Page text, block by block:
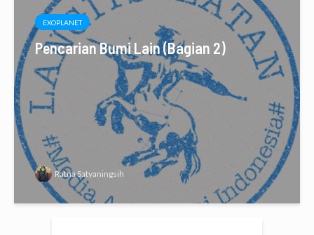
EXOPLANET
Pencarian Bumi Lain (Bagian 2)
Ratna Satyaningsih